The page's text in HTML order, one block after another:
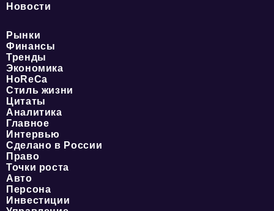
Новости
Рынки
Финансы
Тренды
Экономика
HoReCa
Стиль жизни
Цитаты
Аналитика
Главное
Интервью
Сделано в России
Право
Точки роста
Авто
Персона
Инвестиции